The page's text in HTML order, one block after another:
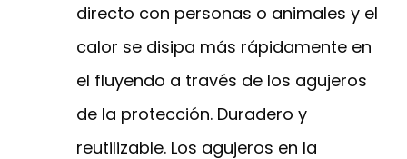
directo con personas o animales y el
calor se disipa más rápidamente en
el fluyendo a través de los agujeros
de la protección. Duradero y
reutilizable. Los agujeros en la